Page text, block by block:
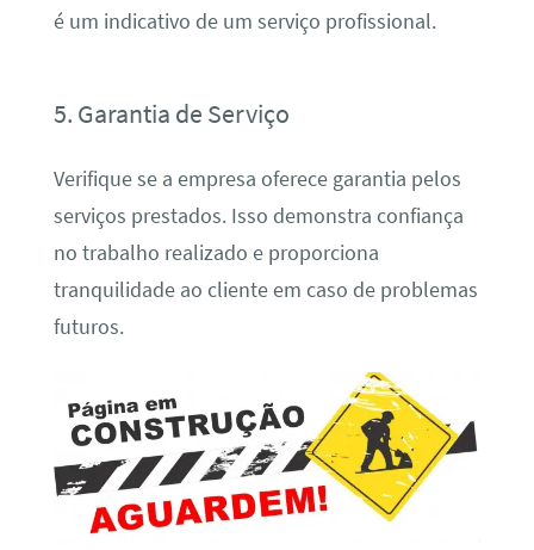
é um indicativo de um serviço profissional.
5. Garantia de Serviço
Verifique se a empresa oferece garantia pelos
serviços prestados. Isso demonstra confiança
no trabalho realizado e proporciona
tranquilidade ao cliente em caso de problemas
futuros.